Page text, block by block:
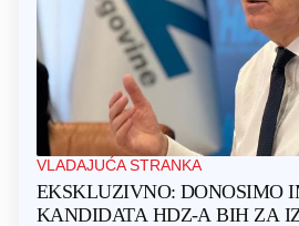
VLADAJUĆA STRANKA
EKSKLUZIVNO: DONOSIMO
KANDIDATA HDZ-A BIH ZA